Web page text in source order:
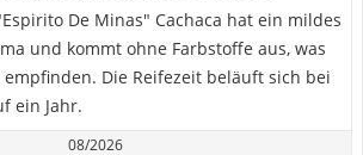
De Minas" Cachaca hat ein mildes
und kommt ohne Farbstoffe aus, was
Die Reifezeit beläuft sich bei
ein Jahr.
08/2026